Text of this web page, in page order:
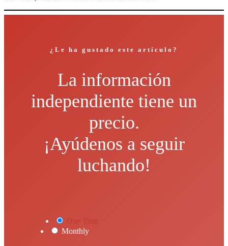
¿Le ha gustado este artículo?
La información
independiente tiene un
precio.
¡Ayúdenos a seguir
luchando!
Monthly